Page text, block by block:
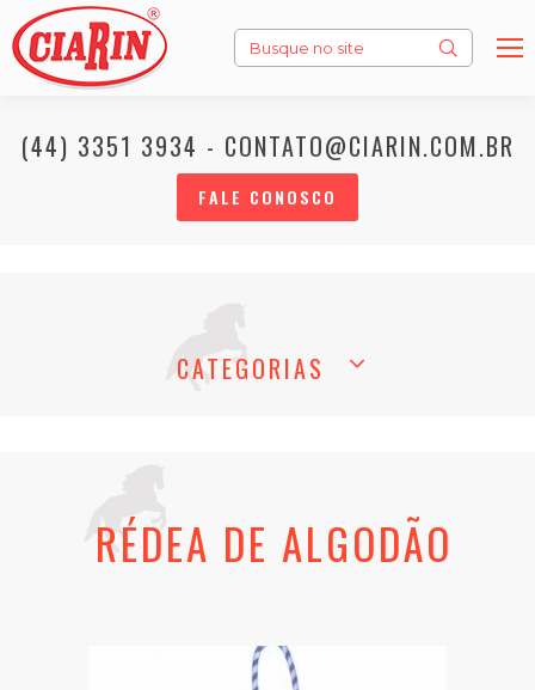
Search:
(44) 3351 3934 - CONTATO@CIARIN.COM.BR
FALE CONOSCO
CATEGORIAS
RÉDEA DE ALGODÃO